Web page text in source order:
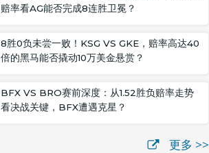
赔率看AG能否完成8连胜卫冕？
8胜0负未尝一败！KSG VS GKE，赔率高达40
倍的黑马能否撬动10万美金悬赏？
BFX VS BRO赛前深度：从1.52胜负赔率走势
看决战关键，BFX遭遇克星？
更多 >>